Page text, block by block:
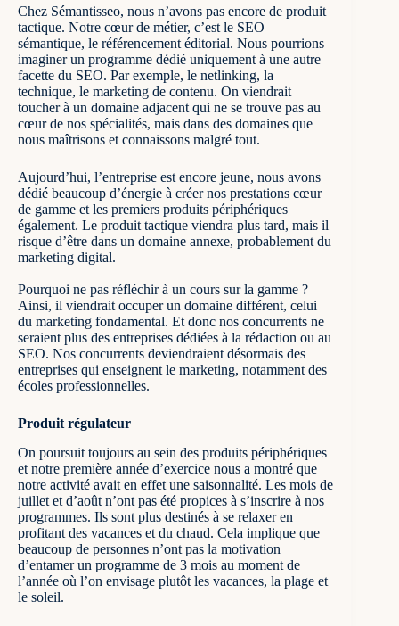
Chez Sémantisseo, nous n’avons pas encore de produit
tactique. Notre cœur de métier, c’est le SEO
sémantique, le référencement éditorial. Nous pourrions
imaginer un programme dédié uniquement à une autre
facette du SEO. Par exemple, le netlinking, la
technique, le marketing de contenu. On viendrait
toucher à un domaine adjacent qui ne se trouve pas au
cœur de nos spécialités, mais dans des domaines que
nous maîtrisons et connaissons malgré tout.
Aujourd’hui, l’entreprise est encore jeune, nous avons
dédié beaucoup d’énergie à créer nos prestations cœur
de gamme et les premiers produits périphériques
également. Le produit tactique viendra plus tard, mais il
risque d’être dans un domaine annexe, probablement du
marketing digital.
Pourquoi ne pas réfléchir à un cours sur la gamme ?
Ainsi, il viendrait occuper un domaine différent, celui
du marketing fondamental. Et donc nos concurrents ne
seraient plus des entreprises dédiées à la rédaction ou au
SEO. Nos concurrents deviendraient désormais des
entreprises qui enseignent le marketing, notamment des
écoles professionnelles.
Produit régulateur
On poursuit toujours au sein des produits périphériques
et notre première année d’exercice nous a montré que
notre activité avait en effet une saisonnalité. Les mois de
juillet et d’août n’ont pas été propices à s’inscrire à nos
programmes. Ils sont plus destinés à se relaxer en
profitant des vacances et du chaud. Cela implique que
beaucoup de personnes n’ont pas la motivation
d’entamer un programme de 3 mois au moment de
l’année où l’on envisage plutôt les vacances, la plage et
le soleil.